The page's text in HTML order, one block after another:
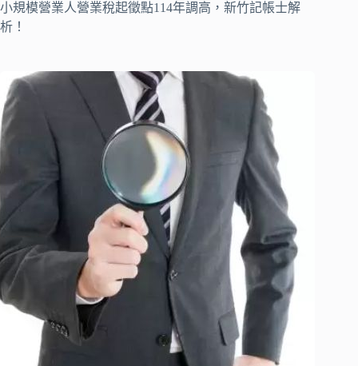
小規模營業人營業稅起徵點114年調高，新竹記帳士解
析！